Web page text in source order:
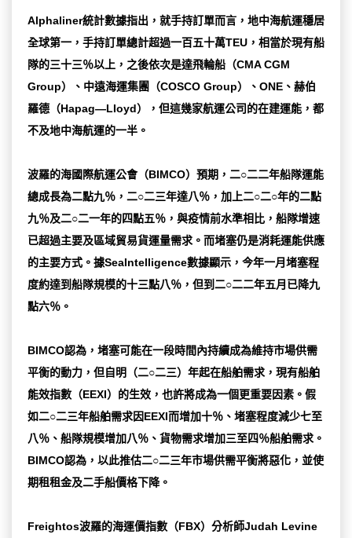
Alphaliner統計數據指出，就手持訂單而言，地中海航運穩居
全球第一，手持訂單總計超過一百五十萬TEU，相當於現有船
隊的三十三％以上，之後依次是達飛輪船（CMA CGM
Group）、中遠海運集團（COSCO Group）、ONE、赫伯
羅德（Hapag―LIoyd），但這幾家航運公司的在建運能，都
不及地中海航運的一半。
波羅的海國際航運公會（BIMCO）預期，二○二二年船隊運能
總成長為二點九％，二○二三年達八％，加上二○二○年的二點
九％及二○二一年的四點五％，與疫情前水準相比，船隊增速
已超過主要及區域貿易貨運量需求。而堵塞仍是消耗運能供應
的主要方式。據SeaIntelligence數據顯示，今年一月堵塞程
度約達到船隊規模的十三點八％，但到二○二二年五月已降九
點六％。
BIMCO認為，堵塞可能在一段時間內持續成為維持市場供需
平衡的動力，但自明（二○二三）年起在船舶需求，現有船舶
能效指數（EEXI）的生效，也許將成為一個更重要因素。假
如二○二三年船舶需求因EEXI而增加十％、堵塞程度減少七至
八％、船隊規模增加八％、貨物需求增加三至四％船舶需求。
BIMCO認為，以此推估二○二三年市場供需平衡將惡化，並使
期租租金及二手船價格下降。
Freightos波羅的海運價指數（FBX）分析師Judah Levine